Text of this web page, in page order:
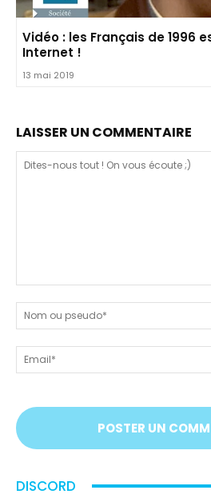
Vidéo : les Français de 1996
Internet !
13 mai 2019
LAISSER UN COMMENTAIRE
nous
tout
!
On
vous
;)
DISCORD